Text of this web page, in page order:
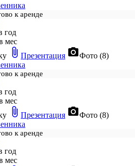
к аренде
год
мес
attach_file Презентация photo_cameraФото (8)
к аренде
год
мес
attach_file Презентация photo_cameraФото (8)
к аренде
год
мес